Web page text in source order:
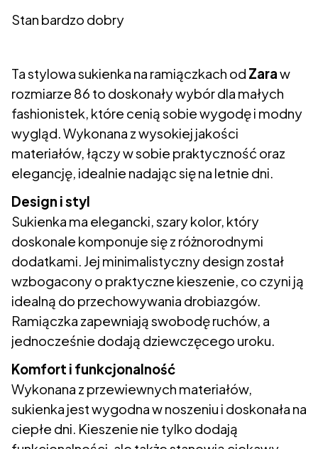
Stan bardzo dobry
Ta stylowa sukienka na ramiączkach od Zaraw
rozmiarze 86 to doskonały wybór dla małych
fashionistek, które cenią sobie wygodę i modny
wygląd. Wykonana z wysokiej jakości
materiałów, łączy w sobie praktyczność oraz
elegancję, idealnie nadając się na letnie dni.
Design i styl
Sukienka ma elegancki, szary kolor, który
doskonale komponuje się z różnorodnymi
dodatkami. Jej minimalistyczny design został
wzbogacony o praktyczne kieszenie, co czyni ją
idealną do przechowywania drobiazgów.
Ramiączka zapewniają swobodę ruchów, a
jednocześnie dodają dziewczęcego uroku.
Komfort i funkcjonalność
Wykonana z przewiewnych materiałów,
sukienka jest wygodna w noszeniu i doskonała na
ciepłe dni. Kieszenie nie tylko dodają